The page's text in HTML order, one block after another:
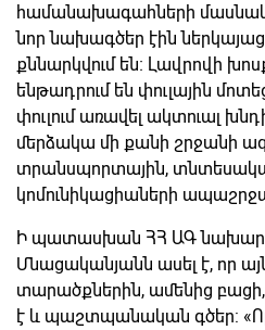
համանախագահների
նոր նախագծեր էին
քննարկվում են։ Լավրովի
ենթադրում են փուլային
փուլում առավել ակտուալ
մերձակա մի քանի շրջանի
տրանսպորտային,
կոմունիկացիաների
Ի պատասխան ՀՀ ԱԳ
Մնացականյանն ասել է, որ
տարածքներին, ամենից
է և պաշտպանական գծեր: